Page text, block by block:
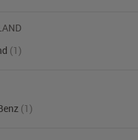
(1)
(1)